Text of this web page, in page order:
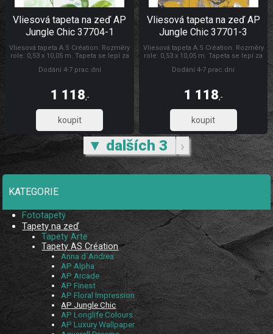
Vliesová tapeta na zeď AP
Jungle Chic 37704-1
Vliesová tapeta A.S Création. Rozměry
role: 0,53 x 10,05 m. Tapeta se lepí za
zeď. Vliesové tapety na zeď se
zakrytí jemných prasklin. AP Jungle
Dodání 4-7 prac.dní
1 118,-
923,61
Vliesová tapeta na zeď AP
Jungle Chic 37701-3
Vliesová tapeta A.S Création. Rozměry
role: 0,53 x 10,05 m. Tapeta se lepí za
zeď. Vliesové tapety na zeď se
zakrytí jemných prasklin. Tapety AS
Dodání 4-7 prac.dní
1 118,-
923,61
▼ dalších 3 ›
KATEGORIE
Fototapety
Tapety na zeď
Tapety Arte
Tapety AS Création
Anna d´Andrea
AP Alpha
AP Arcade
AP Finest
AP Floral Impression
AP Jungle Chic
AP Longlife Colours
AP Luxury Wallpaper